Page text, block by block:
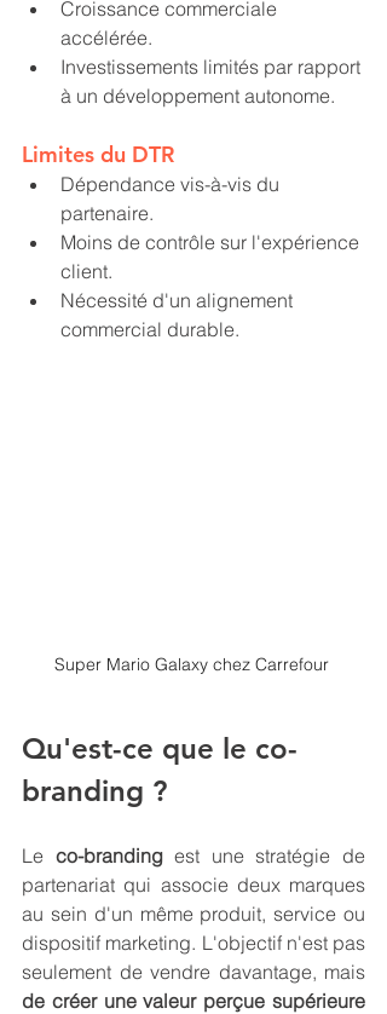
Croissance commerciale
accélérée.
Investissements limités par rapport
à un développement autonome.
Limites du DTR
Dépendance vis-à-vis du
partenaire.
Moins de contrôle sur l'expérience
client.
Nécessité d'un alignement
commercial durable.
Super Mario Galaxy chez Carrefour
Qu'est-ce que le co-
branding ?
Le co-branding est une stratégie de
partenariat qui associe deux marques
au sein d'un même produit, service ou
dispositif marketing. L'objectif n'est pas
de créer une valeur perçue supérieure